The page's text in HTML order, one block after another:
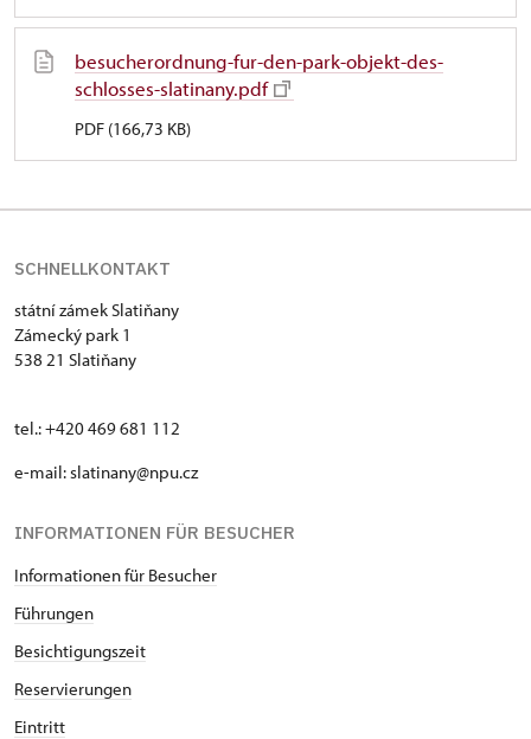
besucherordnung-fur-den-park-objekt-des-
schlosses-slatinany.pdf
PDF (166,73 KB)
SCHNELLKONTAKT
státní zámek Slatiňany
Zámecký park 1
538 21 Slatiňany
tel.: +420 469 681 112
e-mail: slatinany@npu.cz
INFORMATIONEN FÜR BESUCHER
Informationen für Besucher
Führungen
Besichtigungszeit
Reservierungen
Eintritt